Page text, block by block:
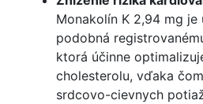
Monakolín K 2,94 mg je
podobná
ktorá účinne
cholesterolu, vďaka
srdcovo-cievnych